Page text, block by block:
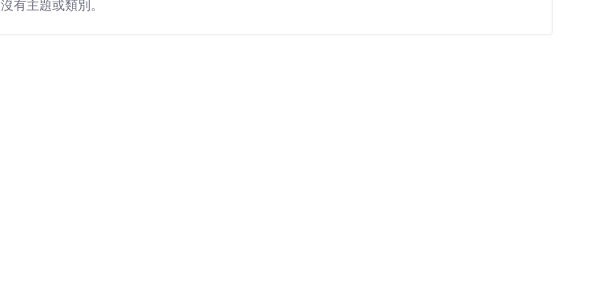
沒有主題或類別。